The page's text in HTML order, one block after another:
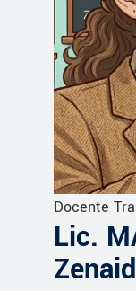
Docente
Lic.